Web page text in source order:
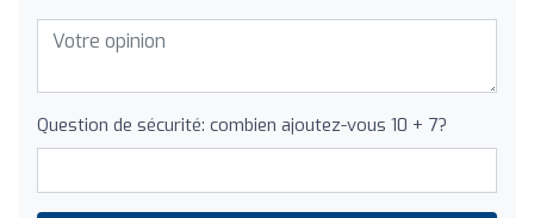
Question de sécurité: combien ajoutez-vous 10 + 7?